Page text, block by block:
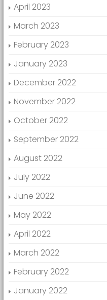
April 2023
March 2023
February 2023
January 2023
December 2022
November 2022
October 2022
September 2022
August 2022
July 2022
June 2022
May 2022
April 2022
March 2022
February 2022
January 2022